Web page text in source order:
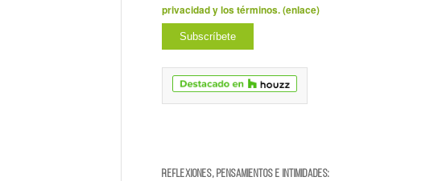
privacidad y los términos. (enlace)
REFLEXIONES, PENSAMIENTOS E INTIMIDADES: